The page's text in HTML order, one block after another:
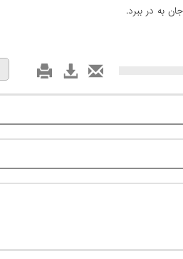
به در ببرد.